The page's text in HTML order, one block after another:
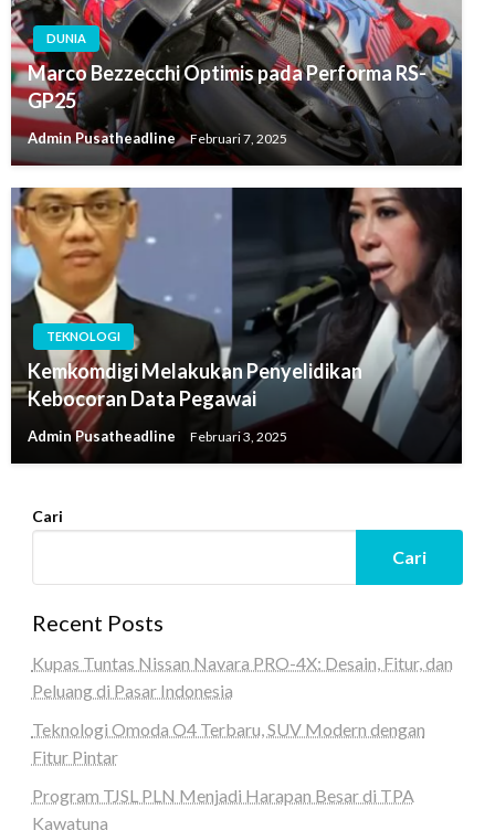
DUNIA
Marco Bezzecchi Optimis pada Performa RS-
GP25
Admin Pusatheadline Februari 7, 2025
TEKNOLOGI
Kemkomdigi Melakukan Penyelidikan
Kebocoran Data Pegawai
Admin Pusatheadline Februari 3, 2025
Cari
Cari
Recent Posts
Kupas Tuntas Nissan Navara PRO-4X: Desain, Fitur, dan
Peluang di Pasar Indonesia
Teknologi Omoda O4 Terbaru, SUV Modern dengan
Fitur Pintar
Program TJSL PLN Menjadi Harapan Besar di TPA
Kawatuna